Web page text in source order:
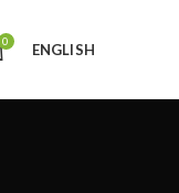
0 ENGLISH